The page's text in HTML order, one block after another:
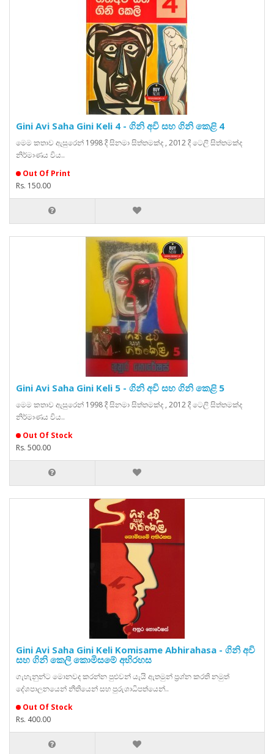
Gini Avi Saha Gini Keli 4 - ගිනි අවි සහ ගිනි කෙළි 4
මෙම කතාව ඇසුරෙන් 1998 දී සිනමා සිත්තමක්ද , 2012 දී ටෙලි සිත්තමක්ද
නිර්මාණය විය..
Out Of Print
Rs. 150.00
Gini Avi Saha Gini Keli 5 - ගිනි අවි සහ ගිනි කෙළි 5
මෙම කතාව ඇසුරෙන් 1998 දී සිනමා සිත්තමක්ද , 2012 දී ටෙලි සිත්තමක්ද
නිර්මාණය විය..
Out Of Stock
Rs. 500.00
Gini Avi Saha Gini Keli Komisame Abhirahasa - ගිනි අවි
සහ ගිනි කෙලි කොමිසමේ අභිරහස
ගැහැනුන්ට මොනවද කරන්න පුළුවන් යැයි ඇතමුන් ප්‍රශ්න කරති නමුත්
දේශපාලනයෙන් නීතියෙන් සහ පුරුශාධිපත්යෙන්..
Out Of Stock
Rs. 400.00